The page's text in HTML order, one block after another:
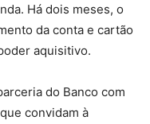
Há dois meses, o
da conta e cartão
aquisitivo.
do Banco com
convidam à